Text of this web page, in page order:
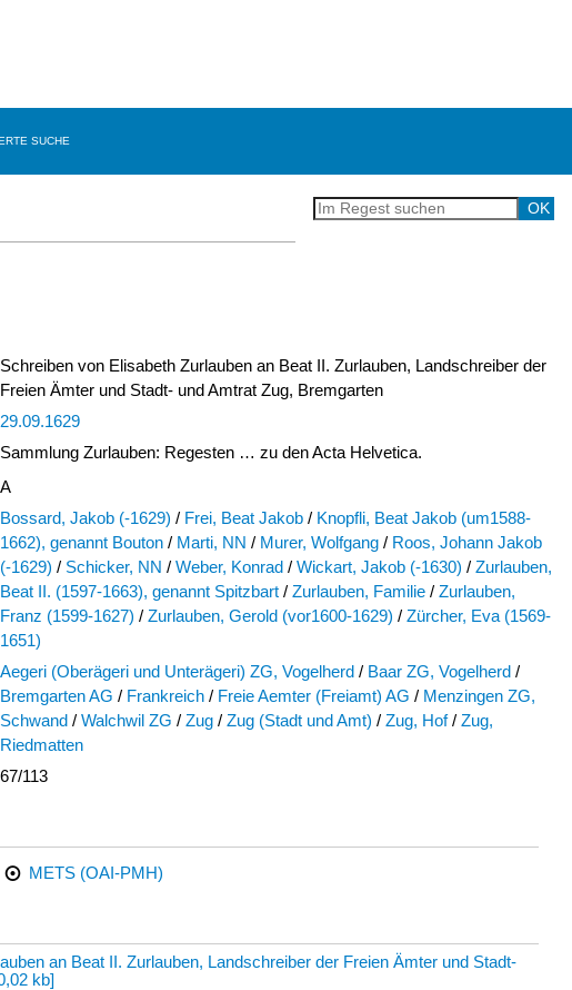
SUCHE
Schreiben von Elisabeth Zurlauben an Beat II. Zurlauben, Landschreiber der
Freien Ämter und Stadt- und Amtrat Zug, Bremgarten
29.09.1629
Sammlung Zurlauben: Regesten … zu den Acta Helvetica.
A
Bossard, Jakob (-1629) / Frei, Beat Jakob / Knopfli, Beat Jakob (um1588-
1662), genannt Bouton / Marti, NN / Murer, Wolfgang / Roos, Johann Jakob
(-1629) / Schicker, NN / Weber, Konrad / Wickart, Jakob (-1630) / Zurlauben,
Beat II. (1597-1663), genannt Spitzbart / Zurlauben, Familie / Zurlauben,
Franz (1599-1627) / Zurlauben, Gerold (vor1600-1629) / Zürcher, Eva (1569-
1651)
Aegeri (Oberägeri und Unterägeri) ZG, Vogelherd / Baar ZG, Vogelherd /
Bremgarten AG / Frankreich / Freie Aemter (Freiamt) AG / Menzingen ZG,
Schwand / Walchwil ZG / Zug / Zug (Stadt und Amt) / Zug, Hof / Zug,
Riedmatten
67/113
METS (OAI-PMH)
an Beat II. Zurlauben, Landschreiber der Freien Ämter und Stadt-
kb]